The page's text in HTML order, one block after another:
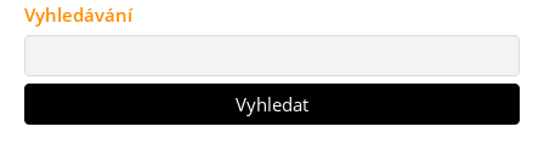
Vyhledávání